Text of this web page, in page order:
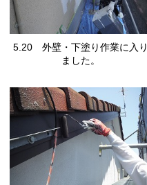
5.20 外壁・下塗り作業に入り
ました。